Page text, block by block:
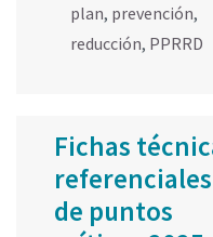
plan, prevención,
reducción, PPRRD
Fichas
referenciales
de puntos